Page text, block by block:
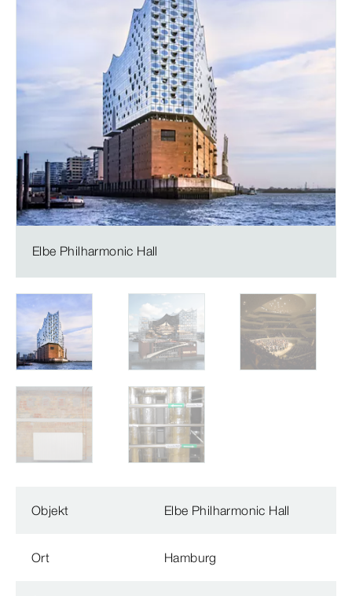
Elbe Philharmonic Hall
Objekt Elbe Philharmonic Hall
Ort Hamburg